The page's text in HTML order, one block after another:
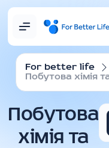
For better life
Побутова хімія
Побутова
хімія та